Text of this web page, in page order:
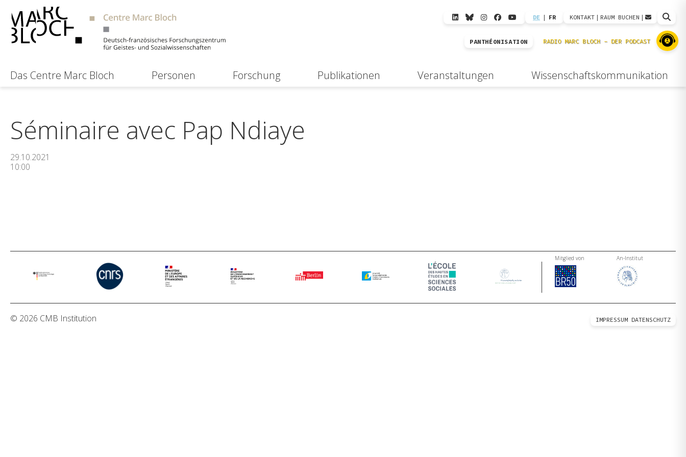
DE | FR KONTAKT | RAUM BUCHEN |
PANTHÉONISATION
Das Centre Marc Bloch Personen Forschung Publikationen Veranstaltungen Wissenschaftskommunikation
Séminaire avec Pap Ndiaye
29.10.2021
10:00
Mitglied von An-Institut
© 2026 CMB Institution IMPRESSUM DATENSCHUTZ